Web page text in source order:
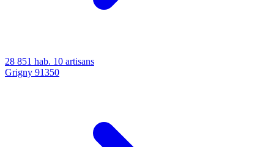
28 851 hab. 10 artisans
Grigny 91350